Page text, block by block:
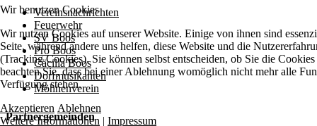
Vereinsnachrichten
Feuerwehr
SV Boos
Pro Boos
Cäcilia Boos
Dorfmusikanten
Möhnenverein
Partnergemeinden
Wir benutzen Cookies
Wir nutzen Cookies auf unserer Website. Einige von ihnen sind
Seite, während andere uns helfen, diese Website und die
(Tracking Cookies). Sie können selbst entscheiden, ob Sie die
beachten Sie, dass bei einer Ablehnung womöglich nicht mehr alle
Verfügung stehen.
Akzeptieren Ablehnen
Weitere Informationen | Impressum